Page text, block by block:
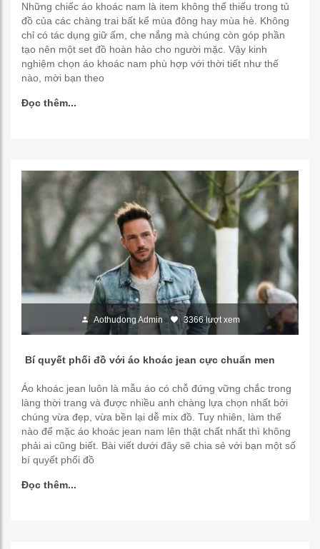
Những chiếc áo khoác nam là item không thể thiếu trong tủ
đồ của các chàng trai bất kể mùa đông hay mùa hè. Không
chỉ có tác dụng giữ ấm, che nắng mà chúng còn góp phần
tạo nên một set đồ hoàn hảo cho người mặc. Vậy kinh
nghiệm chọn áo khoác nam phù hợp với thời tiết như thế
nào, mời bạn theo
Đọc thêm...
Aothudong Admin 3366 lượt xem
Bí quyết phối đồ với áo khoác jean cực chuẩn men
Áo khoác jean luôn là mẫu áo có chỗ đứng vững chắc trong
làng thời trang và được nhiều anh chàng lựa chọn nhất bởi
chúng vừa đẹp, vừa bền lại dễ mix đồ. Tuy nhiên, làm thế
nào để mặc áo khoác jean nam lên thật chất nhất thì không
phải ai cũng biết. Bài viết dưới đây sẽ chia sẻ với bạn một số
bí quyết phối đồ
Đọc thêm...